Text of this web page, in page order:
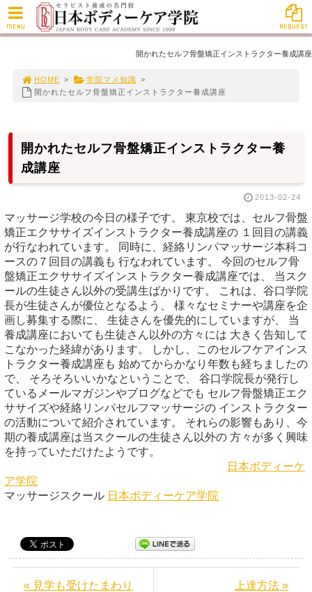
開かれたセルフ骨盤矯正インストラクター養成講座
HOME > 学院マメ知識
>
開かれたセルフ骨盤矯正インストラクター養成講座
開かれたセルフ骨盤矯正インストラクター養
成講座
2013-02-24
マッサージ学校の今日の様子です。 東京校では、セルフ骨盤
矯正エクササイズインストラクター養成講座の １回目の講義
が行なわれています。 同時に、経絡リンパマッサージ本科コ
ースの７回目の講義も 行なわれています。 今回のセルフ骨
盤矯正エクササイズインストラクター養成講座では、 当スク
ールの生徒さん以外の受講生ばかりです。 これは、谷口学院
長が生徒さんが優位となるよう、 様々なセミナーや講座を企
画し募集する際に、 生徒さんを優先的にしていますが、 当
養成講座においても生徒さん以外の方々には 大きく告知して
こなかった経緯があります。 しかし、このセルフケアインス
トラクター養成講座も 始めてからかなり年数も経ちましたの
で、 そろそろいいかなということで、 谷口学院長が発行し
ているメールマガジンやブログなどでも セルフ骨盤矯正エク
ササイズや経絡リンパセルフマッサージの インストラクター
の活動について紹介されています。 それらの影響もあり、今
期の養成講座は当スクールの生徒さん以外の 方々が多く興味
を持っていただけたようです。
日本ボディーケ
ア学院
マッサージスクール 日本ボディーケア学院
« 見学も受けたまわり
上達方法 »
MENU REQUEST